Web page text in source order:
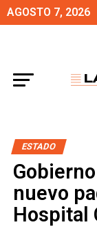
AGOSTO 7, 2026
ESTADO
nuevo
Hospital